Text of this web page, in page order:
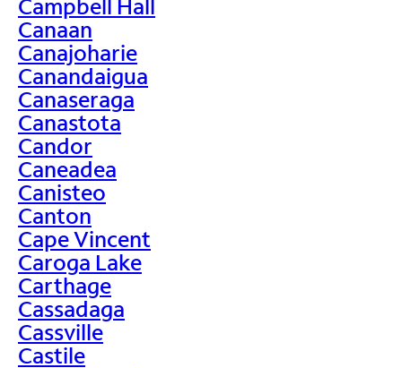
Campbell Hall
Canaan
Canajoharie
Canandaigua
Canaseraga
Canastota
Candor
Caneadea
Canisteo
Canton
Cape Vincent
Caroga Lake
Carthage
Cassadaga
Cassville
Castile